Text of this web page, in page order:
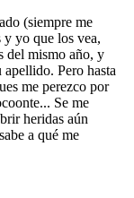
(siempre me
y yo que los vea,
del mismo año, y
Pero hasta
me perezco por
Se me
heridas aún
a qué me